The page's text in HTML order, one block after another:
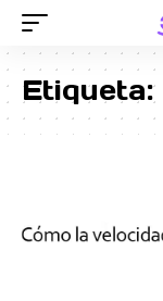
Etiqueta: